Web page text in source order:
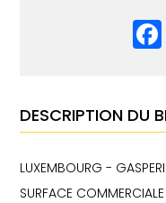
DESCRIPTION DU
LUXEMBOURG -
SURFACE